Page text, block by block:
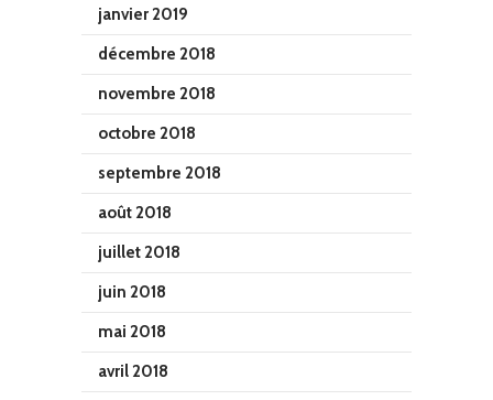
janvier 2019
décembre 2018
novembre 2018
octobre 2018
septembre 2018
août 2018
juillet 2018
juin 2018
mai 2018
avril 2018